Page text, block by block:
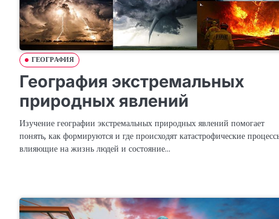
ГЕОГРАФИЯ
География экстремальных
природных явлений
Изучение географии экстремальных природных явлений помогает
понять, как формируются и где происходят катастрофические
влияющие на жизнь людей и состояние…